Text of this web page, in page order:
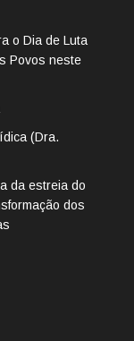
o Dia de Luta
Povos neste
(Dra.
da estreia do
dos